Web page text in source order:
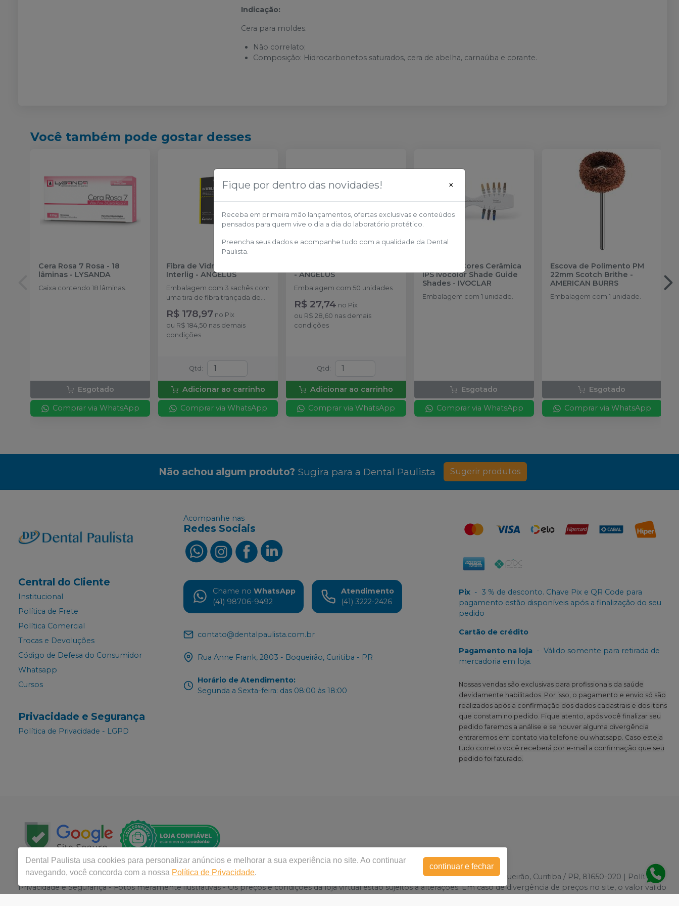
Indicação:
Cera para moldes.
Não correlato;
Composição: Hidrocarbonetos saturados, cera de abelha, carnaúba e corante.
Você também pode gostar desses
Cera Rosa 7 Rosa - 18
lâminas - LYSANDA
Caixa contendo 18 lâminas.
Esgotado
Comprar via WhatsApp
Fibra de Vidro Trançada
Interlig -ANGELUS
Embalagem com 3 sachês com
uma tira de fibra trançada de
R$ 178,97 no Pix
ou R$ 184,50 nas demais
condições
Qtd :
Adicionar ao carrinho
Comprar via WhatsApp
-ANGELUS
Embalagem com 50 unidades
R$ 27,74 no Pix
ou R$ 28,60 nas demais
condições
Qtd :
Adicionar ao carrinho
Comprar via WhatsApp
Escala de Cores Cerâmica
IPS Ivocolor Shade Guide
Shades- IVOCLAR
Embalagem com 1 unidade.
Esgotado
Comprar via WhatsApp
Escova de Polimento PM
22mm Scotch Brithe -
AMERICAN BURRS
Embalagem com 1 unidade.
Esgotado
Comprar via WhatsApp
Não achou algum produto? Sugira para a Dental Paulista Sugerir produtos
Central do Cliente
Institucional
Política de Frete
Política Comercial
Trocas e Devoluções
Código de Defesa do Consumidor
Whatsapp
Cursos
Privacidade e Segurança
Política de Privacidade - LGPD
Acompanhe nas
Redes Sociais
Chame no WhatsApp
(41) 98706-9492
Atendimento
(41) 3222-2426
contato@dentalpaulista.com.br
Rua Anne Frank, 2803 - Boqueirão, Curitiba - PR
Horário de Atendimento:
Segunda a Sexta-feira: das 08:00 às 18:00
Pix - 3 % de desconto. Chave Pix e QR Code para
pagamento estão disponíveis após a finalização do seu
pedido
Cartão de crédito
Pagamento na loja - Válido somente para retirada de
mercadoria em loja.
Nossas vendas são exclusivas para profissionais da saúde
devidamente habilitados. Por isso, o pagamento e envio só são
realizados após a confirmação dos dados cadastrais e dos itens
que constam no pedido. Fique atento, após você finalizar seu
pedido faremos a análise e se houver alguma divergência
entraremos em contato via telefone ou whatsapp. Caso esteja
tudo correto você receberá por e-mail a confirmação que seu
pedido foi faturado.
Copyright © 2024 | Todos os direitos reservados |Distribuidora Dental Paulista
| Rua Anne Frank, 2787 - Boqueirão, Curitiba / PR, 81650-020 | Política de
Privacidade e Segurança - Fotos meramente ilustrativas - Os preços e condições da loja virtual estão sujeitos a alterações. Em caso de divergência de preços no site, o valor válido
Dental Paulista usa cookies para personalizar anúncios e melhorar a sua experiência no site. Ao continuar
navegando, você concorda com a nossa Política de Privacidade.
continuar e fechar
Fique por dentro das novidades! ×
Receba em primeira mão lançamentos, ofertas exclusivas e conteúdos
pensados para quem vive o dia a dia do laboratório protético.
Preencha seus dados e acompanhe tudo com a qualidade da Dental
Paulista.